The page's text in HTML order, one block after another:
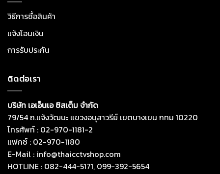
วิธีการซื้อสินค้า
แจ้งโอนเงิน
การรับประกัน
ติดต่อเรา
บริษัท เอเอ็นเอ ซิสเต็ม จำกัด
79/54 ถ.แจ้งวัฒนะ แขวงอนุสาวรีย์ เขตบางเขน กทม 10220
โทรศัพท์ : 02-970-1181-2
แฟกซ์ : 02-970-1180
E-Mail : info@thaicctvshop.com
HOTLINE : 082-444-5171, 099-392-5654